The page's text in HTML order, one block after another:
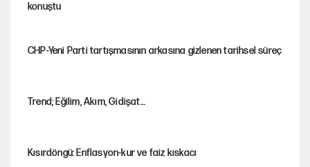
konuştu
CHP-Yeni Parti tartışmasının arkasına gizlenen tarihsel süreç
Trend; Eğilim, Akım, Gidişat…
Kısırdöngü: Enflasyon-kur ve faiz kıskacı